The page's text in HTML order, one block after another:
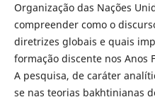
Organização das Nações
compreender como o
diretrizes globais e quais
formação discente nos Anos
A pesquisa, de caráter
se nas teorias bakhtinianas